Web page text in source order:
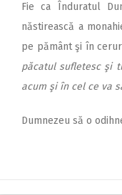
Fie ca Înduratul
năstirească a
pe pământ şi în
păcatul sufletesc şi
acum şi în cel ce va
Dumnezeu să o